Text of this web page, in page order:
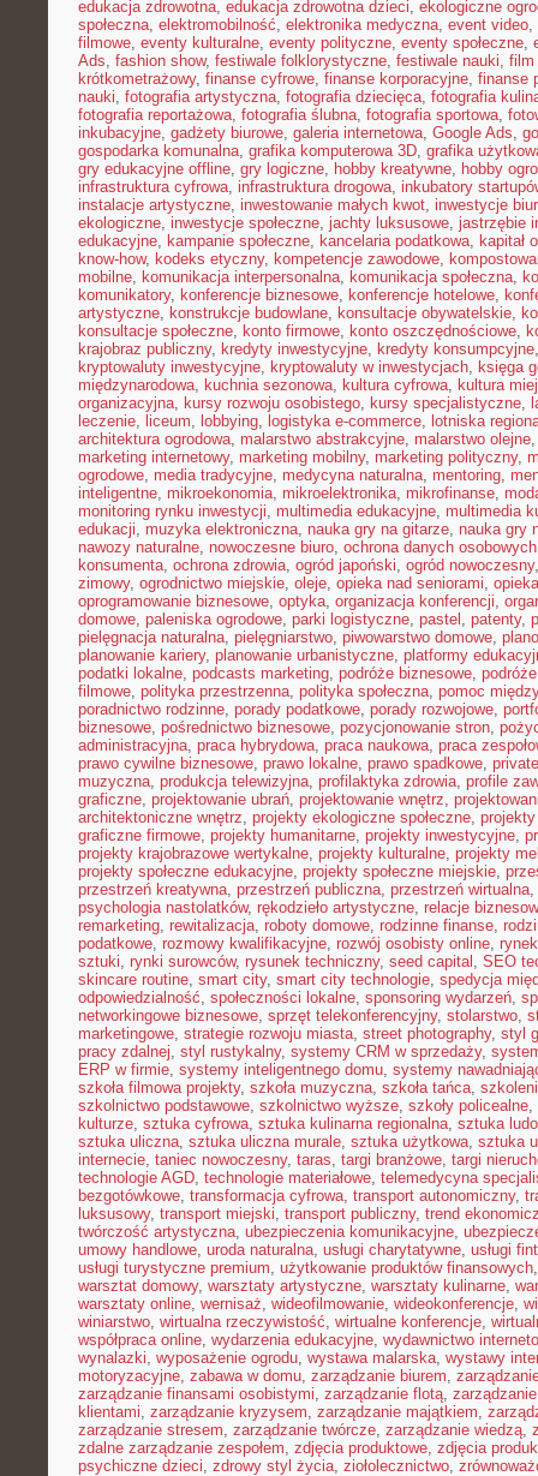
edukacja zdrowotna, edukacja zdrowotna dzieci, ekologiczne
społeczna, elektromobilność, elektronika medyczna, event video,
filmowe, eventy kulturalne, eventy polityczne, eventy społeczne,
Ads, fashion show, festiwale folklorystyczne, festiwale nauki, film
krótkometrażowy, finanse cyfrowe, finanse korporacyjne, finanse
nauki, fotografia artystyczna, fotografia dziecięca, fotografia
fotografia reportażowa, fotografia ślubna, fotografia sportowa,
inkubacyjne, gadżety biurowe, galeria internetowa, Google Ads,
gospodarka komunalna, grafika komputerowa 3D, grafika
gry edukacyjne offline, gry logiczne, hobby kreatywne, hobby
infrastruktura cyfrowa, infrastruktura drogowa, inkubatory
instalacje artystyczne, inwestowanie małych kwot, inwestycje
ekologiczne, inwestycje społeczne, jachty luksusowe, jastrzębie
edukacyjne, kampanie społeczne, kancelaria podatkowa, kapitał
know-how, kodeks etyczny, kompetencje zawodowe,
mobilne, komunikacja interpersonalna, komunikacja społeczna,
komunikatory, konferencje biznesowe, konferencje hotelowe,
artystyczne, konstrukcje budowlane, konsultacje obywatelskie,
konsultacje społeczne, konto firmowe, konto oszczędnościowe,
krajobraz publiczny, kredyty inwestycyjne, kredyty konsumpcyjne
kryptowaluty inwestycyjne, kryptowaluty w inwestycjach, księga
międzynarodowa, kuchnia sezonowa, kultura cyfrowa, kultura
organizacyjna, kursy rozwoju osobistego, kursy specjalistyczne,
leczenie, liceum, lobbying, logistyka e-commerce, lotniska
architektura ogrodowa, malarstwo abstrakcyjne, malarstwo olejne
marketing internetowy, marketing mobilny, marketing polityczny,
ogrodowe, media tradycyjne, medycyna naturalna, mentoring,
inteligentne, mikroekonomia, mikroelektronika, mikrofinanse,
monitoring rynku inwestycji, multimedia edukacyjne, multimedia
edukacji, muzyka elektroniczna, nauka gry na gitarze, nauka gry
nawozy naturalne, nowoczesne biuro, ochrona danych osobowych
konsumenta, ochrona zdrowia, ogród japoński, ogród nowoczesny
zimowy, ogrodnictwo miejskie, oleje, opieka nad seniorami,
oprogramowanie biznesowe, optyka, organizacja konferencji,
domowe, paleniska ogrodowe, parki logistyczne, pastel , patenty,
pielęgnacja naturalna, pielęgniarstwo, piwowarstwo domowe,
planowanie kariery, planowanie urbanistyczne, platformy
podatki lokalne, podcasts marketing, podróże biznesowe,
filmowe, polityka przestrzenna, polityka społeczna, pomoc
poradnictwo rodzinne, porady podatkowe, porady rozwojowe,
biznesowe, pośrednictwo biznesowe, pozycjonowanie stron,
administracyjna, praca hybrydowa, praca naukowa, praca
prawo cywilne biznesowe, prawo lokalne, prawo spadkowe,
muzyczna, produkcja telewizyjna, profilaktyka zdrowia, profile
graficzne, projektowanie ubrań, projektowanie wnętrz,
architektoniczne wnętrz, projekty ekologiczne społeczne,
graficzne firmowe, projekty humanitarne, projekty inwestycyjne,
projekty krajobrazowe wertykalne, projekty kulturalne, projekty
projekty społeczne edukacyjne, projekty społeczne miejskie,
przestrzeń kreatywna, przestrzeń publiczna, przestrzeń wirtualna,
psychologia nastolatków, rękodzieło artystyczne, relacje
remarketing, rewitalizacja, roboty domowe, rodzinne finanse,
podatkowe, rozmowy kwalifikacyjne, rozwój osobisty online,
sztuki, rynki surowców, rysunek techniczny, seed capital , SEO
skincare routine, smart city, smart city technologie, spedycja
odpowiedzialność, społeczności lokalne, sponsoring wydarzeń,
networkingowe biznesowe, sprzęt telekonferencyjny, stolarstwo,
marketingowe, strategie rozwoju miasta, street photography, styl
pracy zdalnej, styl rustykalny, systemy CRM w sprzedaży,
ERP w firmie, systemy inteligentnego domu, systemy
szkoła filmowa projekty, szkoła muzyczna, szkoła tańca,
szkolnictwo podstawowe, szkolnictwo wyższe, szkoły policealne,
kulturze, sztuka cyfrowa, sztuka kulinarna regionalna, sztuka
sztuka uliczna, sztuka uliczna murale, sztuka użytkowa, sztuka
internecie, taniec nowoczesny, taras, targi branżowe, targi
technologie AGD, technologie materiałowe, telemedycyna
bezgotówkowe, transformacja cyfrowa, transport autonomiczny,
luksusowy, transport miejski, transport publiczny, trend
twórczość artystyczna, ubezpieczenia komunikacyjne,
umowy handlowe, uroda naturalna, usługi charytatywne, usługi
usługi turystyczne premium, użytkowanie produktów finansowych
warsztat domowy, warsztaty artystyczne, warsztaty kulinarne,
warsztaty online, wernisaż, wideofilmowanie, wideokonferencje,
winiarstwo, wirtualna rzeczywistość, wirtualne konferencje,
współpraca online, wydarzenia edukacyjne, wydawnictwo
wynalazki, wyposażenie ogrodu, wystawa malarska, wystawy
motoryzacyjne, zabawa w domu, zarządzanie biurem,
zarządzanie finansami osobistymi, zarządzanie flotą,
klientami, zarządzanie kryzysem, zarządzanie majątkiem,
zarządzanie stresem, zarządzanie twórcze, zarządzanie wiedzą,
zdalne zarządzanie zespołem, zdjęcia produktowe, zdjęcia
psychiczne dzieci, zdrowy styl życia, ziołolecznictwo,